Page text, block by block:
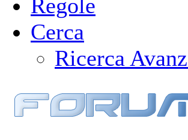
Regole
Cerca
Ricerca